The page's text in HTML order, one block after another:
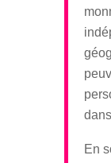
En